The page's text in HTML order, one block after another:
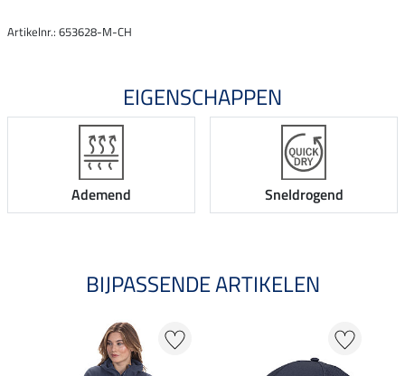
Artikelnr.: 653628-M-CH
EIGENSCHAPPEN
Ademend Sneldrogend
BIJPASSENDE ARTIKELEN